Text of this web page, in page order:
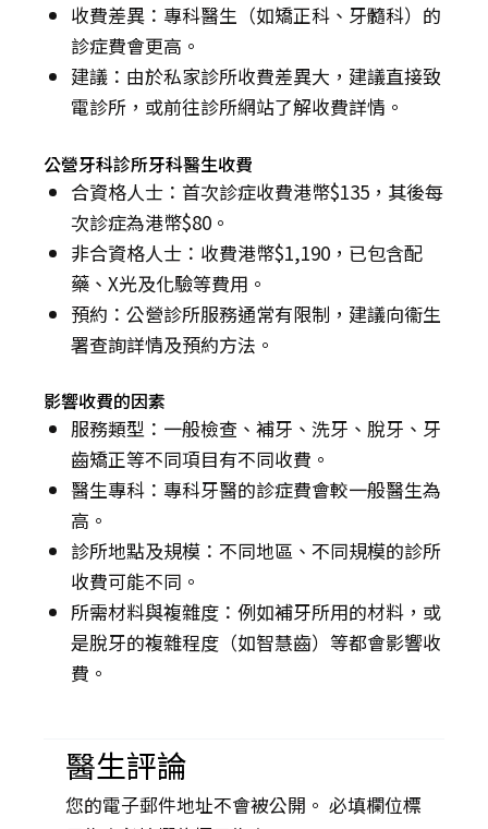
收費差異：專科醫生（如矯正科、牙髓科）的
診症費會更高。
建議：由於私家診所收費差異大，建議直接致
電診所，或前往診所網站了解收費詳情。
公營牙科診所牙科醫生收費
合資格人士：首次診症收費港幣$135，其後每
次診症為港幣$80。
非合資格人士：收費港幣$1,190，已包含配
藥、X光及化驗等費用。
預約：公營診所服務通常有限制，建議向衞生
署查詢詳情及預約方法。
影響收費的因素
服務類型：一般檢查、補牙、洗牙、脫牙、牙
齒矯正等不同項目有不同收費。
醫生專科：專科牙醫的診症費會較一般醫生為
高。
診所地點及規模：不同地區、不同規模的診所
收費可能不同。
所需材料與複雜度：例如補牙所用的材料，或
是脫牙的複雜程度（如智慧齒）等都會影響收
費。
醫生評論
您的電子郵件地址不會被公開。 必填欄位標